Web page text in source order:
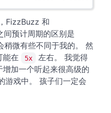
FizzBuzz 和
预计周期的区别是
稍微有些不同于我的。 然
能在
5x
左右。 我觉得
加一个听起来很高级的
游戏中。 孩子们一定会